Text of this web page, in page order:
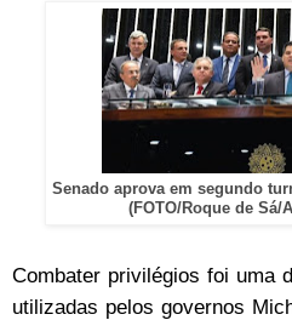
Senado aprova em segundo
(FOTO/Roque de Sá/
Combater privilégios foi uma
utilizadas pelos governos